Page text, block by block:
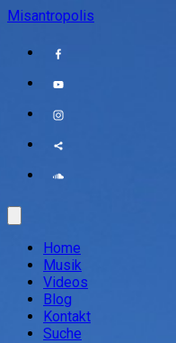
Misantropolis
Home
Musik
Videos
Blog
Kontakt
Suche